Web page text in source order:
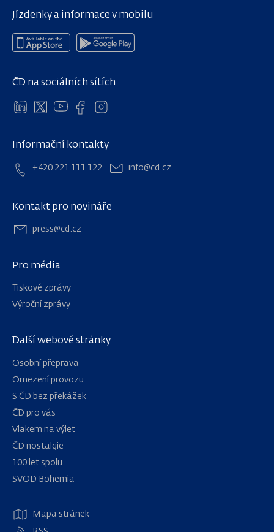
Informační kontakty
+420 221 111 122 info@cd.cz
Kontakt pro novináře
press@cd.cz
Další webové stránky
Osobní přeprava
Omezení provozu
S ČD bez překážek
ČD pro vás
Vlakem na výlet
ČD nostalgie
100 let spolu
SVOD Bohemia
Mapa stránek
Jízdenky a informace v mobilu
ČD na sociálních sítích
Pro média
Tiskové zprávy
Výroční zprávy